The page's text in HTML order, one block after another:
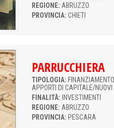
REGIONE: ABRUZZO
PROVINCIA: CHIETI
PARRUCCHIERA
TIPOLOGIA:
APPORTI DI CAPITALE/NUOVI
FINALITÀ: INVESTIMENTI
REGIONE: ABRUZZO
PROVINCIA: PESCARA